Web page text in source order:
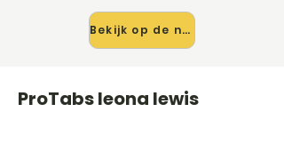
Bekijk op de nieuwe site →
ProTabs leona lewis